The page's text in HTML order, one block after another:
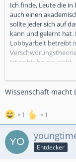
Ich finde, Leute die in
auch einen
sollte jeder sich auf
kann und gelernt hat.
Lobbyarbeit betreibt
Ist es bis heute, nicht.
Wissenschaft
googlen können.
Du hast zwar Ahnung
es gibt Themen da
auch die
Ich finds übrigens
absichert.
Wissenschaft macht
1 1
Entdecker